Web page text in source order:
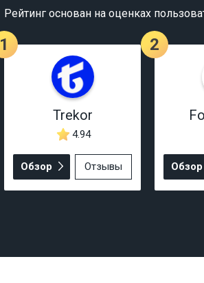
Рейтинг основан на оценках
1
Trekor
4.94
Обзор Отзывы
2
Обзор